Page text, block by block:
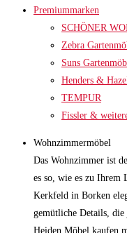
Premiummarken
SCHÖNER
Zebra
Suns
Henders &
TEMPUR
Fissler &
Wohnzimmermöbel
Das Wohnzimmer ist
es so, wie es zu Ihrem
Kerkfeld in Borken
gemütliche Details,
Heiden Möbel kaufen